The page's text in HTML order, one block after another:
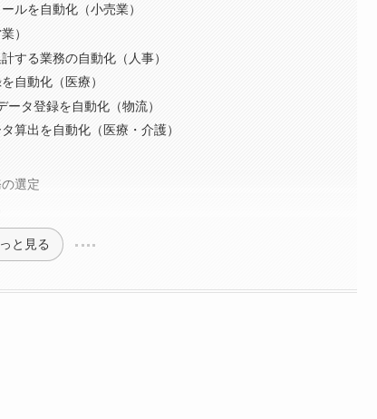
ルを自動化（小売業）
）
する業務の自動化（人事）
自動化（医療）
タ登録を自動化（物流）
算出を自動化（医療・介護）
選定
と見る